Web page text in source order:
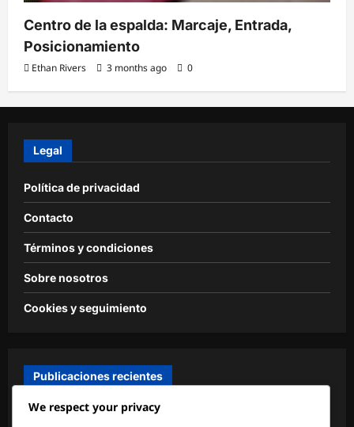
Centro de la espalda: Marcaje, Entrada,
Posicionamiento
Ethan Rivers 3 months ago 0
Legal
Política de privacidad
Contacto
Términos y condiciones
Sobre nosotros
Cookies y seguimiento
Publicaciones recientes
Portero Joven: Entrenamiento, Desarrollo, Técnica
We respect your privacy